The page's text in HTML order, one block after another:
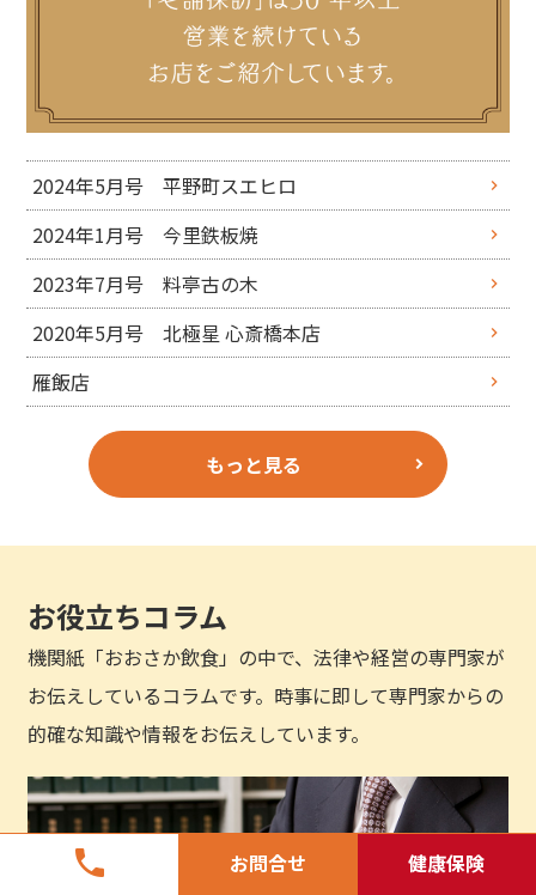
phone お問合せ 健康保険
2024年5月号 平野町スエヒロ
2024年1月号 今里鉄板焼
2023年7月号 料亭古の木
2020年5月号 北極星 心斎橋本店
雁飯店
もっと見る
お役立ちコラム
機関紙「おおさか飲食」の中で、法律や経営の専門家が
お伝えしているコラムです。時事に即して専門家からの
的確な知識や情報をお伝えしています。